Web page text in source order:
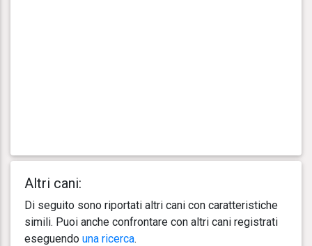
Altri cani:
Di seguito sono riportati altri cani con caratteristiche
simili. Puoi anche confrontare con altri cani registrati
eseguendo una ricerca.